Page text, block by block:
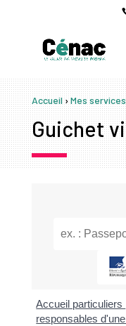
Accueil›Mes services
Guichet
Accueil particuliers
responsables